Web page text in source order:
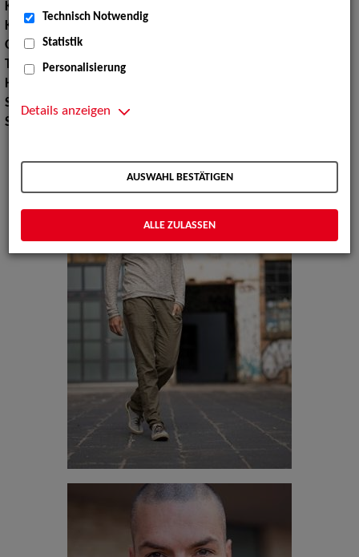
Körpergröße:
Konfektionsgröße:
Oberweite:102
Taille:
84
Hüfte:
Schuhgröße:
43 44
Specials:
Technisch Notwendig
Statistik
Personalisierung
Details anzeigen
AUSWAHL BESTÄTIGEN
ALLE ZULASSEN